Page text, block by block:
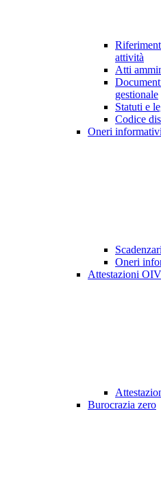
attività
Atti
gestionale
Statuti e
Codice
Oneri
Oneri
Attestazioni
Burocrazia zero